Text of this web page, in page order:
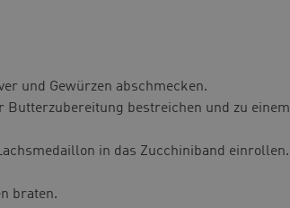
und Gewürzen abschmecken.
Butterzubereitung bestreichen und zu einem
in das Zucchiniband einrollen.
braten.